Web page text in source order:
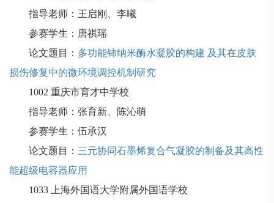
指导老师：王启刚、李曦
参赛学生：唐祺瑶
论文题目： 多功能铈纳米酶水凝胶的构建 及其在皮肤
损伤修复中的微环境调控机制研究
1002 重庆市育才中学校
指导老师：张育新、陈沁萌
参赛学生：伍承汉
论文题目： 三元协同石墨烯复合气凝胶的制备及其高性
能超级电容器应用
1033
上海外国语大学附属外国语学校